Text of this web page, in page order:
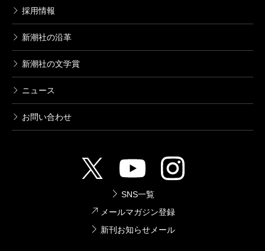
採用情報
新潮社の沿革
新潮社の文学賞
ニュース
お問い合わせ
SNS一覧
メールマガジン登録
新刊お知らせメール